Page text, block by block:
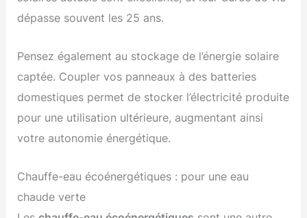
dépasse souvent les 25 ans.
Pensez également au stockage de l’énergie solaire
captée. Coupler vos panneaux à des batteries
domestiques permet de stocker l’électricité produite
pour une utilisation ultérieure, augmentant ainsi
votre autonomie énergétique.
Chauffe-eau écoénergétiques : pour une eau
chaude verte